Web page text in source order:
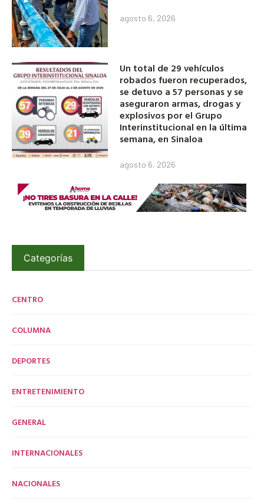
agosto 6, 2026
Un total de 29 vehículos
robados fueron recuperados,
se detuvo a 57 personas y se
aseguraron armas, drogas y
explosivos por el Grupo
Interinstitucional en la última
semana, en Sinaloa
agosto 6, 2026
Categorías
CENTRO
COLUMNA
DEPORTES
ENTRETENIMIENTO
GENERAL
INTERNACIONALES
NACIONALES